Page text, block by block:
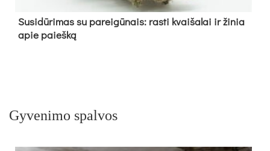
Su­si­dū­ri­mas su pa­rei­gū­nais: ras­ti kvai­ša­lai ir ži­nia
apie paieš­ką
Gyvenimo spalvos